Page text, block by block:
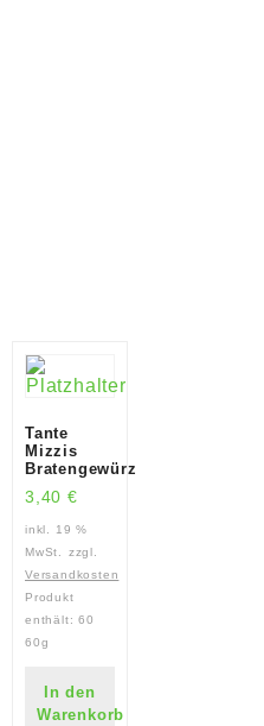
Tante
Mizzis
Bratengewürz
3,40 €
inkl. 19 %
MwSt.
zzgl.
Versandkosten
Produkt
enthält: 60
60g
In den
Warenkorb